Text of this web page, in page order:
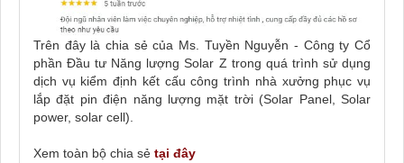
Trên đây là chia sẻ của Ms. Tuyền Nguyễn - Công ty Cổ
phần Đầu tư Năng lượng Solar Z trong quá trình sử dụng
dịch vụ kiểm định kết cấu công trình nhà xưởng phục vụ
lắp đặt pin điện năng lượng mặt trời (Solar Panel, Solar
power, solar cell).
Xem toàn bộ chia sẻ tại đây